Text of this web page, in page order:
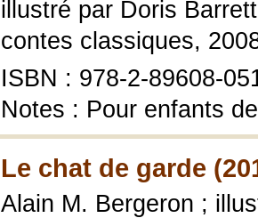
illustré par Doris
contes classiques,
ISBN : 978-2-89608-
Notes : Pour enfants
Le chat de garde
Alain M. Bergeron ;